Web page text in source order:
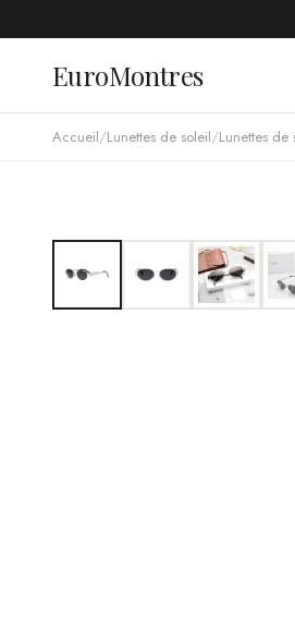
EuroMontres
Accueil/Lunettes de soleil/Lunettes